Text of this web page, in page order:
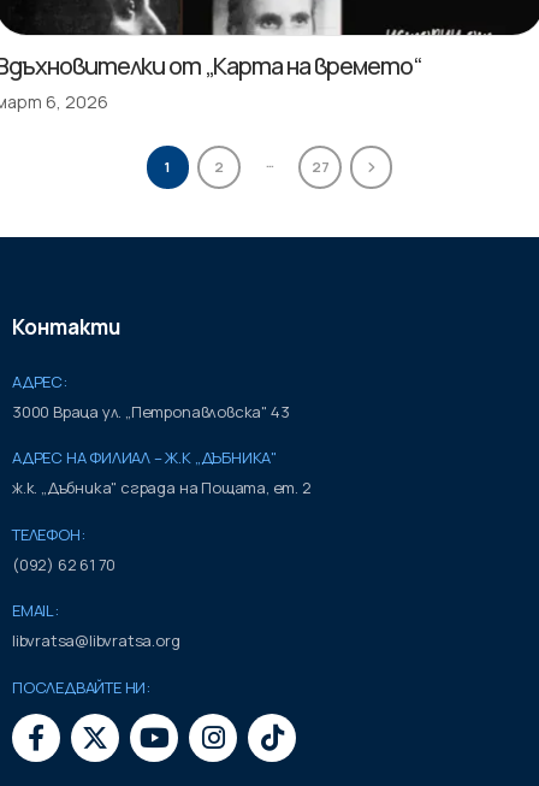
от „Карта на времето“
6, 2026
1 2 … 27
Контакти
АДРЕС:
3000 Враца ул. „Петропавловска" 43
АДРЕС НА ФИЛИАЛ – Ж.К „ДЪБНИКА"
ж.к. „Дъбника" сграда на Пощата, ет. 2
ТЕЛЕФОН:
(092) 62 61 70
EMAIL:
libvratsa@libvratsa.org
ПОСЛЕДВАЙТЕ НИ: